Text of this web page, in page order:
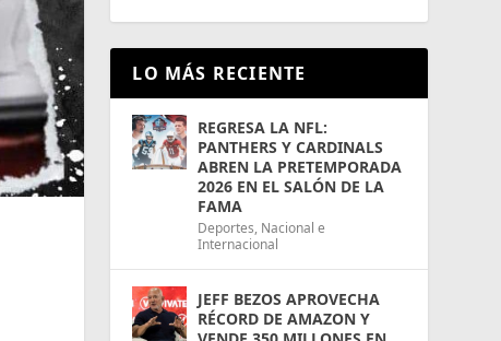
LO MÁS RECIENTE
REGRESA LA NFL:
PANTHERS Y CARDINALS
ABREN LA PRETEMPORADA
2026 EN EL SALÓN DE LA
FAMA
Deportes, Nacional e
Internacional
JEFF BEZOS APROVECHA
RÉCORD DE AMAZON Y